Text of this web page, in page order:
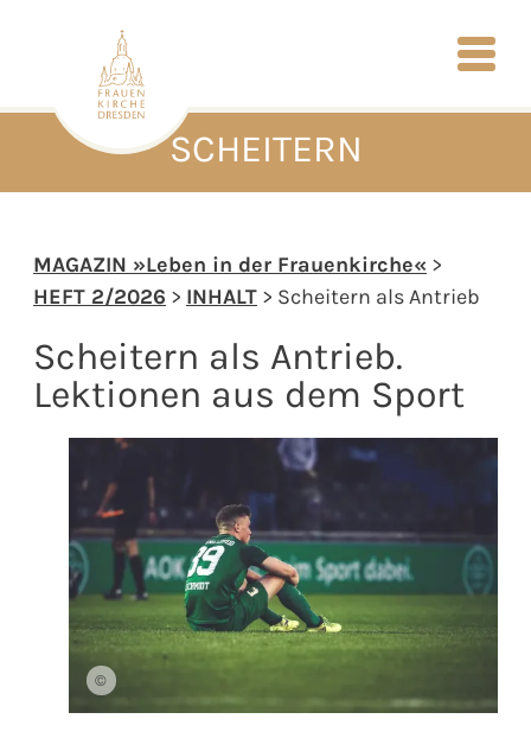
SCHEITERN
MAGAZIN »Leben in der Frauenkirche« >
HEFT 2/2026 > INHALT > Scheitern als Antrieb
Scheitern als Antrieb.
Lektionen aus dem Sport
©